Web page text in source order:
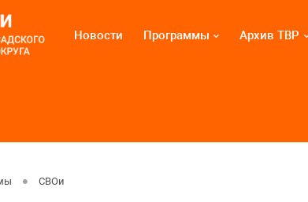
Новости Программы Архив ТВР
СВОи